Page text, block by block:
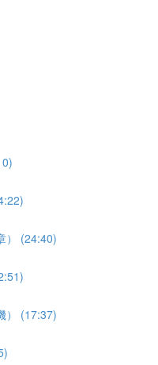
） (24:40)
） (17:37)